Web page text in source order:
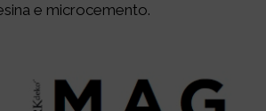
e microcemento.